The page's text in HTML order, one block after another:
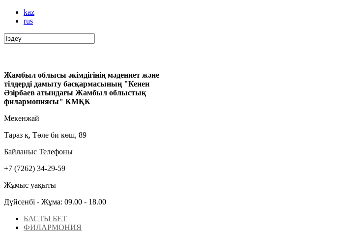
kaz
rus
Жамбыл облысы әкімдігінің мәдениет және
тілдерді дамыту басқармасының "Кенен
Әзірбаев атындағы Жамбыл облыстық
филармониясы" КМҚК
Мекенжай
Тараз қ, Төле би көш, 89
Байланыс Телефоны
+7 (7262) 34-29-59
Жұмыс уақыты
Дүйсенбі - Жұма: 09.00 - 18.00
БАСТЫ БЕТ
ФИЛАРМОНИЯ